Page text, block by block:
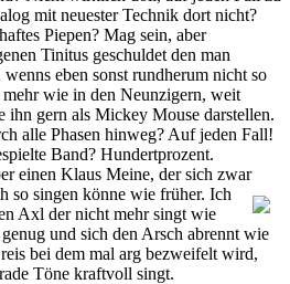
mit neuester Technik dort nicht?
Piepen? Mag sein, aber
Tinitus geschuldet den man
eben sonst rundherum nicht so
wie in den Neunzigern, weit
ihn gern als Mickey Mouse darstellen.
alle Phasen hinweg? Auf jeden Fall!
Band? Hundertprozent.
einen Klaus Meine, der sich zwar
so singen könne wie früher. Ich
Axl der nicht mehr singt wie
und sich den Arsch abrennt wie
bei dem mal arg bezweifelt wird,
Töne kraftvoll singt.